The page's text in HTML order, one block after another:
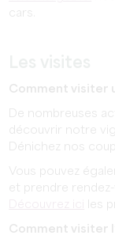
cars.
Comment visiter
De nombreuses
découvrir notre
Dénichez nos
Vous pouvez
et prendre rendez-
les
Comment visiter